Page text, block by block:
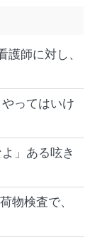
師に対し、
ってはいけ
」ある呟き
物検査で、